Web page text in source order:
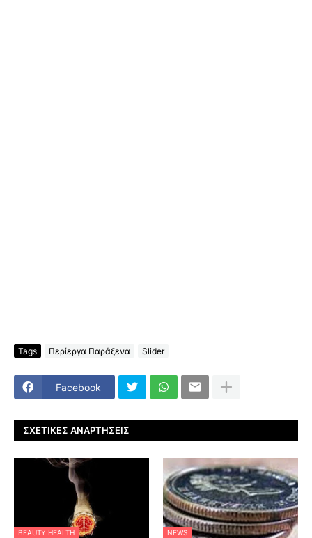
Tags Περίεργα Παράξενα Slider
Facebook
ΣΧΕΤΙΚΈΣ ΑΝΑΡΤΉΣΕΙΣ
BEAUTY HEALTH NEWS